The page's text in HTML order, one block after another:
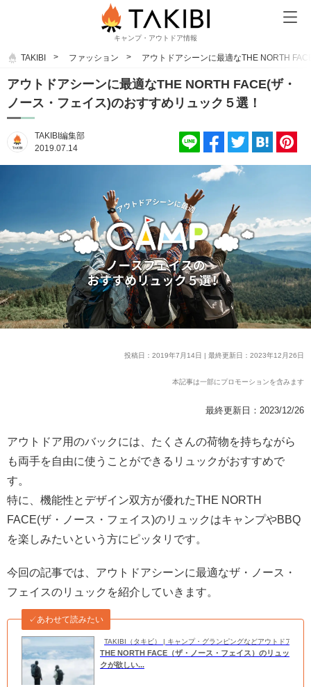
キャンプ・アウトドア情報
TAKIBI ファッション アウトドアシーンに最適なTHE NORTH
アウトドアシーンに最適なTHE NORTH FACE(ザ・
ノース・フェイス)のおすすめリュック５選！
TAKIBI編集部
2019.07.14
投稿日：2019年7月14日 | 最終更新日：2023年12月26日
本記事は一部にプロモーションを含みます
最終更新日：2023/12/26
アウトドア用のバックには、たくさんの荷物を持ちながら
も両手を自由に使うことができるリュックがおすすめで
す。
特に、機能性とデザイン双方が優れたTHE NORTH
FACE(ザ・ノース・フェイス)のリュックはキャンプやBBQ
を楽しみたいという方にピッタリです。
今回の記事では、アウトドアシーンに最適なザ・ノース・
フェイスのリュックを紹介していきます。
TAKIBI（タキビ） | キャンプ・グランピングなどアウトドアの総
✓あわせて読みたい
THE NORTH FACE（ザ・ノース・フェイス）のリュッ
クが欲しい...